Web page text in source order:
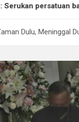
bangsa Ini
Dulu, Meninggal